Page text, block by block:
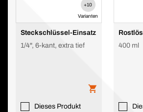
+10
Varianten
Steckschlüssel-Einsatz
1/4", 6-kant, extra tief
Dieses Produkt
400 ml